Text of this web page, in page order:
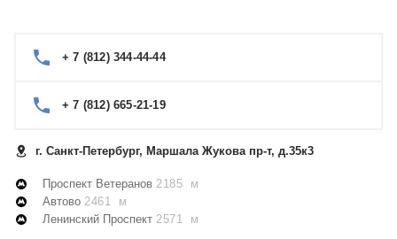
+ 7 (812) 344-44-44
+ 7 (812) 665-21-19
г. Санкт-Петербург, Маршала Жукова пр-т, д.35к3
Проспект Ветеранов 2185 м
Автово 2461 м
Ленинский Проспект 2571 м